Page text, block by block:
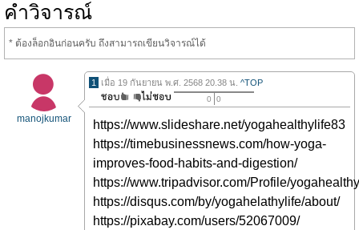
คำวิจารณ์
* ต้องล็อกอินก่อนครับ ถึงสามารถเขียนวิจารณ์ได้
manojkumar
1 เมื่อ 19 กันยายน พ.ศ. 2568 20.38 น. ^TOP
0 0
https://www.slideshare.net/yogahealthylife83
https://timebusinessnews.com/how-yoga-
improves-food-habits-and-digestion/
https://www.tripadvisor.com/Profile/
https://disqus.com/by/yogahelathylife/about/
https://pixabay.com/users/52067009/